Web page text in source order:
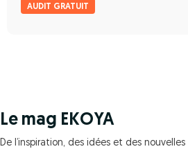
AUDIT GRATUIT
Le mag EKOYA
De l’inspiration, des idées et des